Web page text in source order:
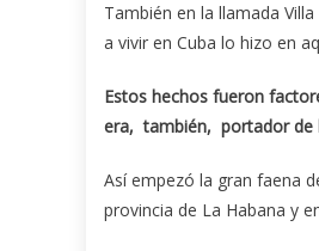
También en la llamada
a vivir en Cuba lo hizo en
Estos hechos fueron
era, también, portador de
Así empezó la gran faena
provincia de La Habana y